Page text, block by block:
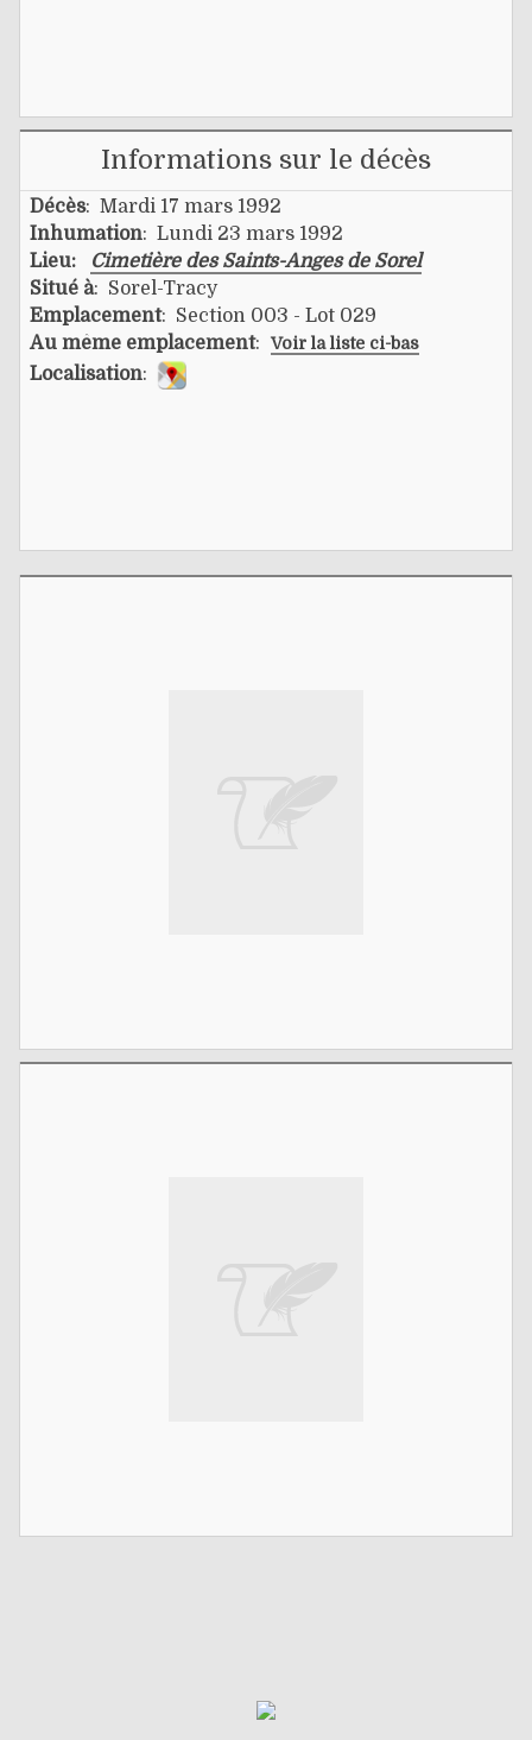
Informations sur le décès
Décès: Mardi 17 mars 1992
Inhumation: Lundi 23 mars 1992
Lieu:
Cimetière des Saints-Anges de Sorel
Situé à: Sorel-Tracy
Emplacement: Section 003 - Lot 029
Au même emplacement: Voir la liste ci-bas
Localisation: